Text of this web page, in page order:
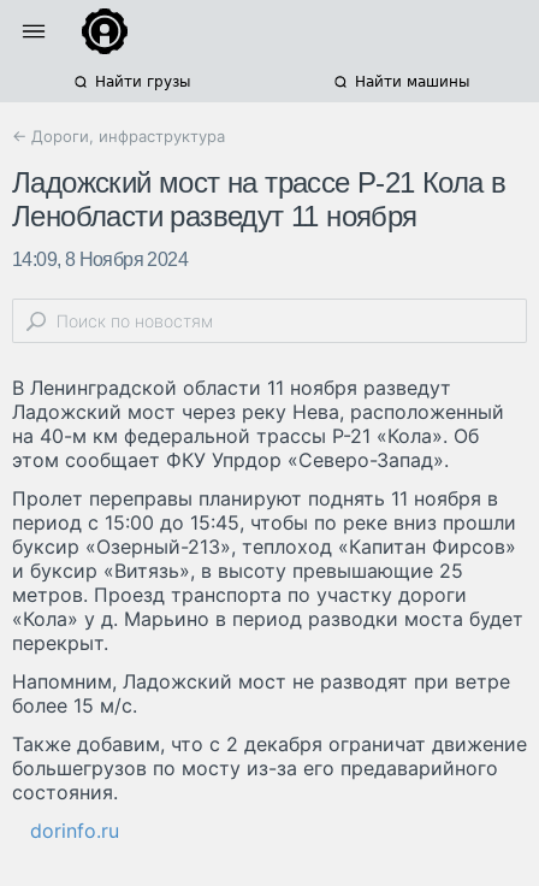
Найти грузы Найти машины
← Дороги, инфраструктура
Ладожский мост на трассе Р-21 Кола в
Ленобласти разведут 11 ноября
14:09, 8 Ноября 2024
В Ленинградской области 11 ноября разведут
Ладожский мост через реку Нева, расположенный
на 40-м км федеральной трассы Р-21 «Кола». Об
этом сообщает ФКУ Упрдор «Северо-Запад».
Пролет переправы планируют поднять 11 ноября в
период с 15:00 до 15:45, чтобы по реке вниз прошли
буксир «Озерный-213», теплоход «Капитан Фирсов»
и буксир «Витязь», в высоту превышающие 25
метров. Проезд транспорта по участку дороги
«Кола» у д. Марьино в период разводки моста будет
перекрыт.
Напомним, Ладожский мост не разводят при ветре
более 15 м/с.
Также добавим, что с 2 декабря ограничат движение
большегрузов по мосту из-за его предаварийного
состояния.
dorinfo.ru